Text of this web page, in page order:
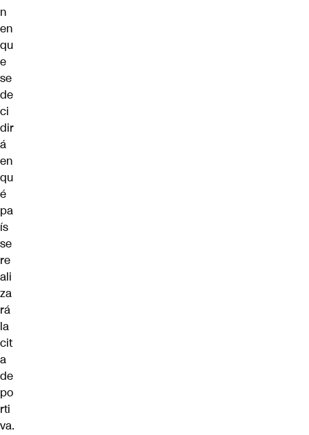
n
en
qu
e
se
de
ci
dir
á
en
qu
é
pa
ís
se
re
ali
za
rá
la
cit
a
de
po
rti
va.